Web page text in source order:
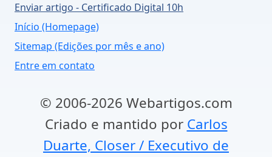
Enviar artigo - Certificado Digital 10h
Início (Homepage)
Sitemap (Edições por mês e ano)
Entre em contato
© 2006-2026 Webartigos.com
Criado e mantido por Carlos
Duarte, Closer / Executivo de